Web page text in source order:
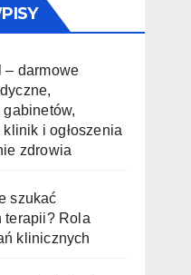
– darmowe
gabinetów,
klinik i ogłoszenia
zdrowia
szukać
terapii? Rola
klinicznych